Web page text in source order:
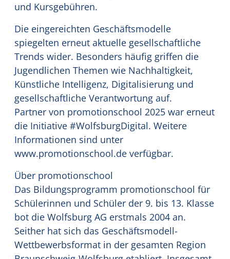
und Kursgebühren.
Die eingereichten Geschäftsmodelle
spiegelten erneut aktuelle gesellschaftliche
Trends wider. Besonders häufig griffen die
Jugendlichen Themen wie Nachhaltigkeit,
Künstliche Intelligenz, Digitalisierung und
gesellschaftliche Verantwortung auf.
Partner von promotionschool 2025 war erneut
die Initiative #WolfsburgDigital. Weitere
Informationen sind unter
www.promotionschool.de verfügbar.
Über promotionschool
Das Bildungsprogramm promotionschool für
Schülerinnen und Schüler der 9. bis 13. Klasse
bot die Wolfsburg AG erstmals 2004 an.
Seither hat sich das Geschäftsmodell-
Wettbewerbsformat in der gesamten Region